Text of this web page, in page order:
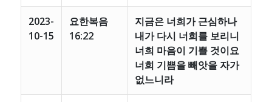
2023-
10-15
요한복음
16:22
지금은 너희가 근심하나
내가 다시 너희를 보리니
너희 마음이 기쁠 것이요
너희 기쁨을 빼앗을 자가
없느니라